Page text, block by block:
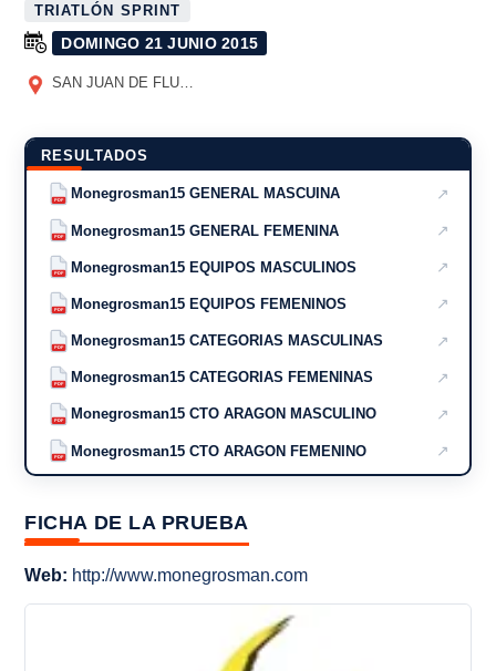
TRIATLÓN SPRINT
DOMINGO 21 JUNIO 2015
SAN JUAN DE FLUMEN
RESULTADOS
PDF Monegrosman15 GENERAL MASCUINA ↗
PDF Monegrosman15 GENERAL FEMENINA ↗
PDF Monegrosman15 EQUIPOS MASCULINOS ↗
PDF Monegrosman15 EQUIPOS FEMENINOS ↗
PDF Monegrosman15 CATEGORIAS MASCULINAS ↗
PDF Monegrosman15 CATEGORIAS FEMENINAS ↗
PDF Monegrosman15 CTO ARAGON MASCULINO ↗
PDF Monegrosman15 CTO ARAGON FEMENINO ↗
FICHA DE LA PRUEBA
Web: http://www.monegrosman.com